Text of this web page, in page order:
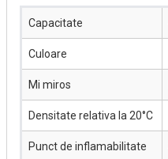
Capacitate
Culoare
Mi miros
Densitate relativa la 20°C
Punct de inflamabilitate